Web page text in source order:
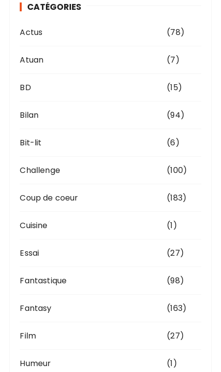
e CATÉGORIES
Actus (78)
Atuan (7)
BD (15)
Bilan (94)
Bit-lit (6)
Challenge (100)
Coup de coeur (183)
Cuisine (1)
Essai (27)
Fantastique (98)
Fantasy (163)
Film (27)
Humeur (1)